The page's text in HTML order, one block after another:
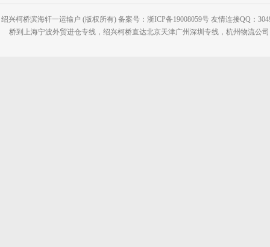
绍兴柯桥滨海轩一运输户 (版权所有) 备案号：浙ICP备19008059号 友情连接QQ：
桥到上海宁波外贸进仓专线，绍兴柯桥直达北京天津广州深圳专线，杭州物流公